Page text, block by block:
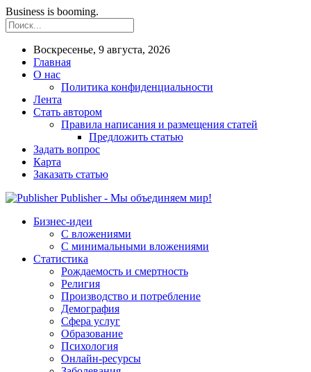
Business is booming.
Воскресенье, 9 августа, 2026
Главная
О нас
Политика конфиденциальности
Лента
Стать автором
Правила написания и размещения статей
Предложить статью
Задать вопрос
Карта
Заказать статью
Publisher - Мы объединяем мир!
Бизнес-идеи
С вложениями
С минимальными вложениями
Статистика
Рождаемость и смертность
Религия
Производство и потребление
Демография
Сфера услуг
Образование
Психология
Онлайн-ресурсы